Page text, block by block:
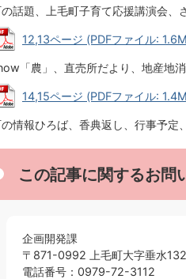
話題、上毛町子育て応援講演会、
12,13ページ (PDFファイル:
「農」、直売所だより、地産地
14,15ページ (PDFファイル:
情報ひろば、香典返し、行事予定
この記事に関するお問
企画開発課
〒871-0992 上毛町大字垂水
電話番号：0979-72-3112